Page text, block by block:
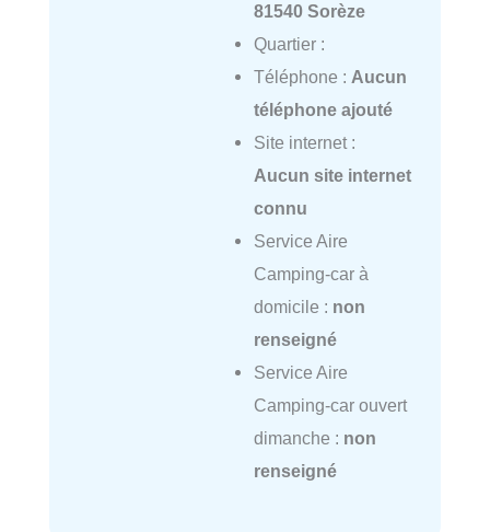
81540 Sorèze
Quartier :
Téléphone : Aucun
téléphone ajouté
Site internet :
Aucun site internet
connu
Service Aire
Camping-car à
domicile : non
renseigné
Service Aire
Camping-car ouvert
dimanche : non
renseigné